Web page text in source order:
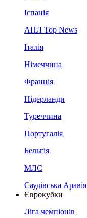
Іспанія
АПЛ Top News
Італія
Німеччина
Франція
Нідерланди
Туреччина
Португалія
Бельгія
МЛС
Саудівська Аравія
Єврокубки
Ліга чемпіонів